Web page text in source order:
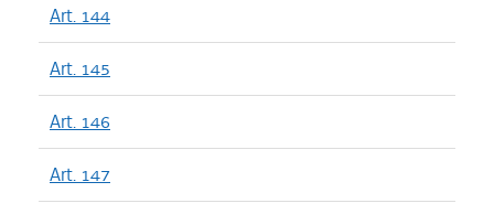
Art. 144
Art. 145
Art. 146
Art. 147